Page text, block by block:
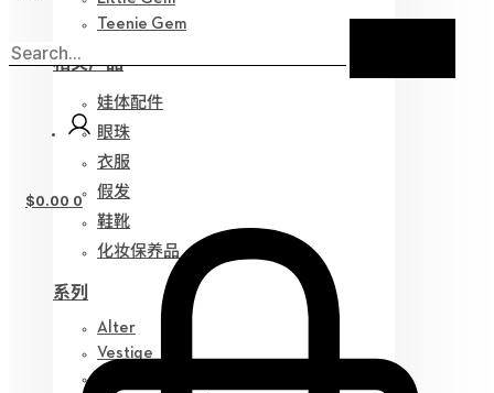
Teenie Gem
相关产品
娃体配件
眼珠
衣服
假发
鞋靴
化妆保养品
系列
Alter
Vestige
$0.00 0